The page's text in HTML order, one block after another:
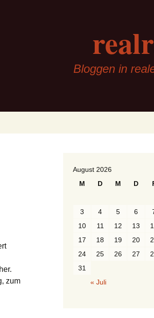
Bloggen in
zum
August 2026
M
D M D
3
4 5 6
10
11 12 13
17
18 19 20
24
25 26 27
31
« Juli